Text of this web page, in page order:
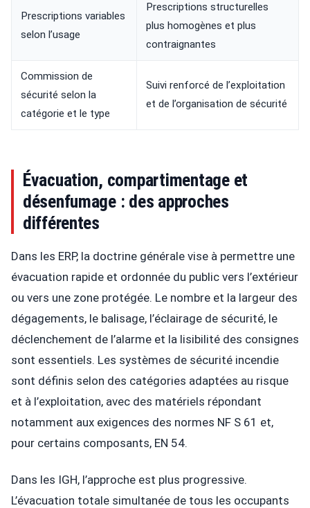
Prescriptions variables
selon l’usage
Prescriptions structurelles
plus homogènes et plus
contraignantes
Commission de
sécurité selon la
catégorie et le type
Suivi renforcé de l’exploitation
et de l’organisation de sécurité
Évacuation, compartimentage et
désenfumage : des approches
différentes
Dans les ERP, la doctrine générale vise à permettre une
évacuation rapide et ordonnée du public vers l’extérieur
ou vers une zone protégée. Le nombre et la largeur des
dégagements, le balisage, l’éclairage de sécurité, le
déclenchement de l’alarme et la lisibilité des consignes
sont essentiels. Les systèmes de sécurité incendie
sont définis selon des catégories adaptées au risque
et à l’exploitation, avec des matériels répondant
notamment aux exigences des normes NF S 61 et,
pour certains composants, EN 54.
Dans les IGH, l’approche est plus progressive.
L’évacuation totale simultanée de tous les occupants